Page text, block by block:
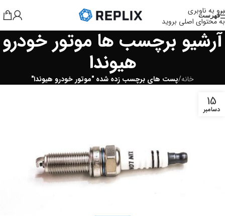
برو به ناوبری
به محتوای اصلی بروید
فهرست
آرشیو برچسب ها موتور خودرو
هیوندا
خانه/پست های برچسب زده شده "موتور خودرو هیوندا"
15
دسامبر